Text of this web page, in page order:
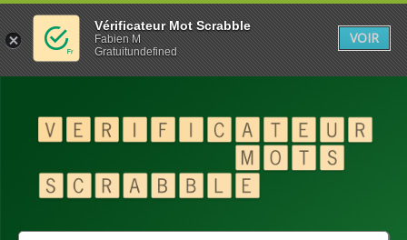
Vérificateur Mot Scrabble
Fabien M
Gratuitundefined
VOIR